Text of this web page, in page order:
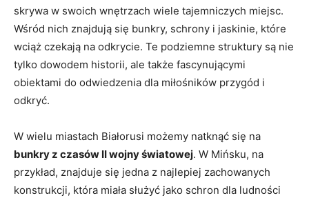
skrywa w‌ swoich‌ wnętrzach wiele tajemniczych miejsc.
Wśród nich⁤ znajdują się bunkry, schrony i jaskinie, które
wciąż czekają na odkrycie. Te podziemne struktury ​są nie
tylko dowodem historii, ale także fascynującymi
obiektami do odwiedzenia dla miłośników przygód ‌i‍
odkryć.
W wielu ⁤miastach Białorusi‌ możemy ⁤natknąć się na
bunkry ‍z czasów ⁣II wojny światowej. W Mińsku, na
przykład, znajduje się ‍jedna z najlepiej ​zachowanych
konstrukcji, która miała ​służyć‌ jako schron ​dla ludności